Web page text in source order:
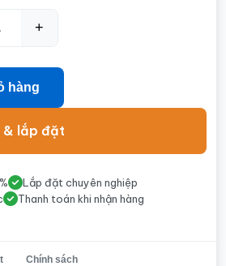
+
hàng
& lắp đặt
Lắp đặt chuyên nghiệp
Thanh toán khi nhận hàng
Chính sách